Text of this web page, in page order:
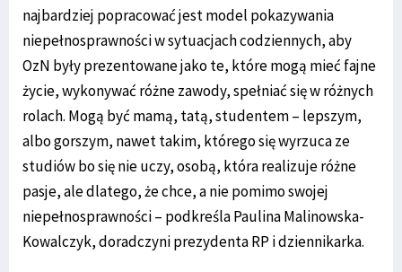
najbardziej popracować jest model pokazywania
niepełnosprawności w sytuacjach codziennych, aby
OzN były prezentowane jako te, które mogą mieć fajne
życie, wykonywać różne zawody, spełniać się w różnych
rolach. Mogą być mamą, tatą, studentem – lepszym,
albo gorszym, nawet takim, którego się wyrzuca ze
studiów bo się nie uczy, osobą, która realizuje różne
pasje, ale dlatego, że chce, a nie pomimo swojej
niepełnosprawności – podkreśla Paulina Malinowska-
Kowalczyk, doradczyni prezydenta RP i dziennikarka.